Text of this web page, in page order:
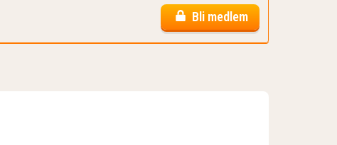
Bli medlem